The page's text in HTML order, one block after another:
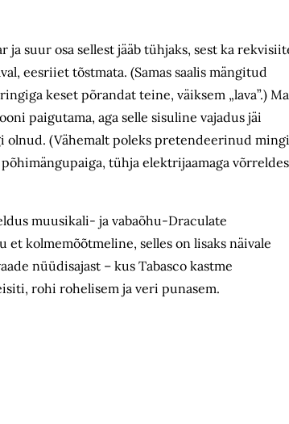
suur osa sellest jääb tühjaks, sest ka
eesriiet tõstmata. (Samas saalis mängitud
keset põrandat teine, väiksem „lava”.) Ma
paigutama, aga selle sisuline vajadus jäi
olnud. (Vähemalt poleks pretendeerinud mingi
tühja elektrijaamaga
muusikali- ja vabaõhu-Draculate
et kolmemõõtmeline, selles on lisaks näivale
nüüdisajast – kus Tabasco kastme
rohi rohelisem ja veri punasem.